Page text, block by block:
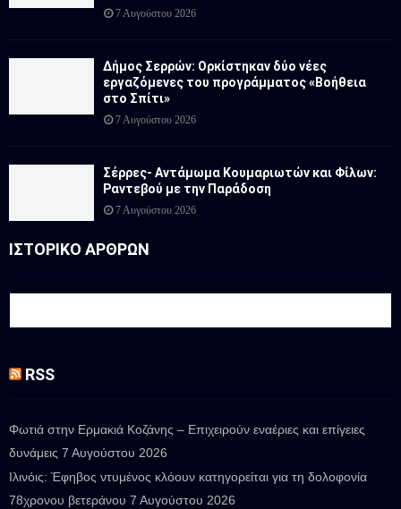
7 Αυγούστου 2026
Δήμος Σερρών: Ορκίστηκαν δύο νέες
εργαζόμενες του προγράμματος «Βοήθεια
στο Σπίτι»
7 Αυγούστου 2026
Σέρρες- Αντάμωμα Κουμαριωτών και Φίλων:
Ραντεβού με την Παράδοση
7 Αυγούστου 2026
ΙΣΤΟΡΙΚΟ ΑΡΘΡΩΝ
RSS
Φωτιά στην Ερμακιά Κοζάνης – Επιχειρούν εναέριες και επίγειες
δυνάμεις 7 Αυγούστου 2026
Ιλινόις: Έφηβος ντυμένος κλόουν κατηγορείται για τη δολοφονία
78χρονου βετεράνου 7 Αυγούστου 2026